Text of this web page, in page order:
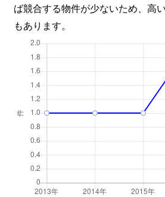
ば競合する物件が少ないため、高
もあります。